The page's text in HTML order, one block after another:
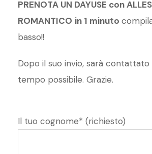
PRENOTA UN DAYUSE con
ROMANTICO in 1 minuto
basso!!
Dopo il suo invio, sarà
tempo possibile. Grazie.
Il tuo cognome* (richiesto)